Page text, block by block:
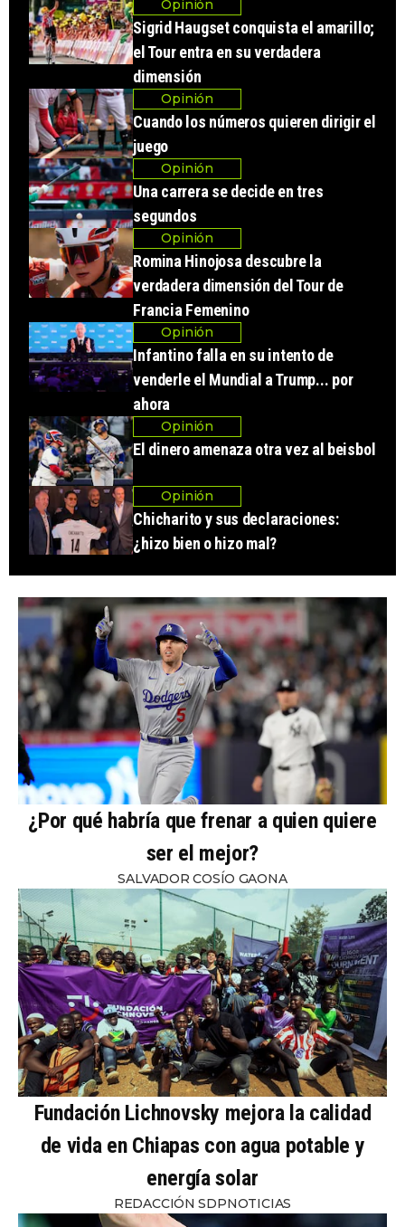
Opinión
Sigrid Haugset conquista el amarillo;
el Tour entra en su verdadera
dimensión
Opinión
Cuando los números quieren dirigir el
juego
Opinión
Una carrera se decide en tres
segundos
Opinión
Romina Hinojosa descubre la
verdadera dimensión del Tour de
Francia Femenino
Opinión
Infantino falla en su intento de
venderle el Mundial a Trump... por
ahora
Opinión
El dinero amenaza otra vez al beisbol
Opinión
Chicharito y sus declaraciones:
¿hizo bien o hizo mal?
¿Por qué habría que frenar a quien quiere
ser el mejor?
SALVADOR COSÍO GAONA
Fundación Lichnovsky mejora la calidad
de vida en Chiapas con agua potable y
energía solar
REDACCIÓN SDPNOTICIAS